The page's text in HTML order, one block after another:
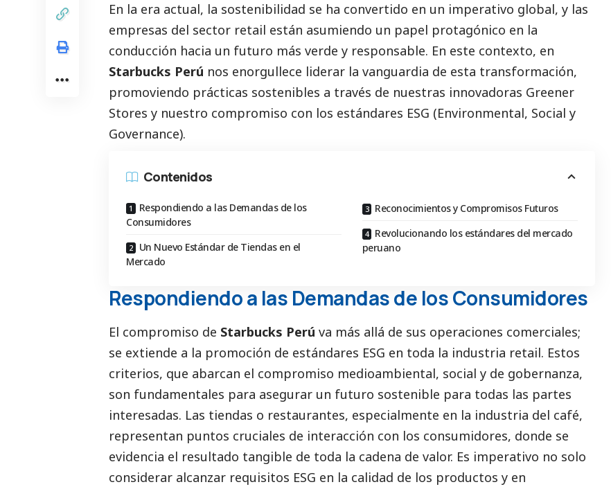
En la era actual, la sostenibilidad se ha convertido en un imperativo global, y las
empresas del sector retail están asumiendo un papel protagónico en la
conducción hacia un futuro más verde y responsable. En este contexto, en
Starbucks Perú nos enorgullece liderar la vanguardia de esta transformación,
promoviendo prácticas sostenibles a través de nuestras innovadoras Greener
Stores y nuestro compromiso con los estándares ESG (Environmental, Social y
Governance).
Contenidos
Respondiendo a las Demandas de los
Consumidores
Un Nuevo Estándar de Tiendas en el
Mercado
Reconocimientos y Compromisos Futuros
Revolucionando los estándares del mercado
peruano
Respondiendo a las Demandas de los Consumidores
El compromiso de Starbucks Perú va más allá de sus operaciones comerciales;
se extiende a la promoción de estándares ESG en toda la industria retail. Estos
criterios, que abarcan el compromiso medioambiental, social y de gobernanza,
son fundamentales para asegurar un futuro sostenible para todas las partes
interesadas. Las tiendas o restaurantes, especialmente en la industria del café,
representan puntos cruciales de interacción con los consumidores, donde se
evidencia el resultado tangible de toda la cadena de valor. Es imperativo no solo
considerar alcanzar requisitos ESG en la calidad de los productos y en